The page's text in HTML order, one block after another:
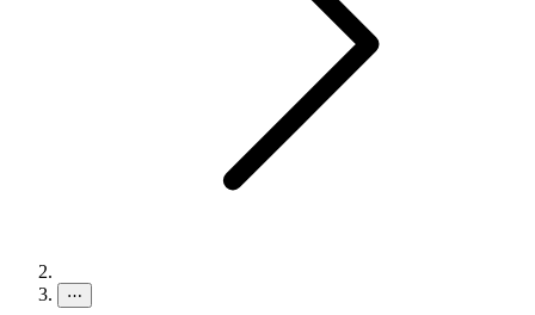
⋯